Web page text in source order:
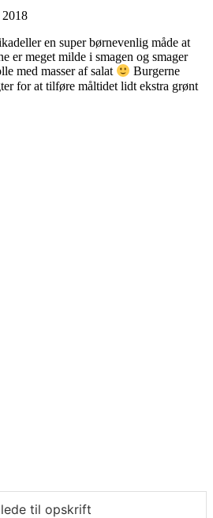
2018
en super børnevenlig måde at
er meget milde i smagen og smager
med masser af salat
Burgerne
for at tilføre måltidet lidt ekstra grønt